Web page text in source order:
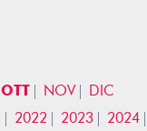
OTT NOV
DIC
2022 2023 2024